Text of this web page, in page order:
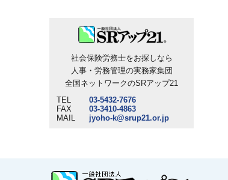
社会保険労務士をお探しなら
人事・労務管理の実務家集団
全国ネットワークのSRアップ21
TEL
03-5432-7676
FAX
03-3410-4863
MAIL
jyoho-k@srup21.or.jp